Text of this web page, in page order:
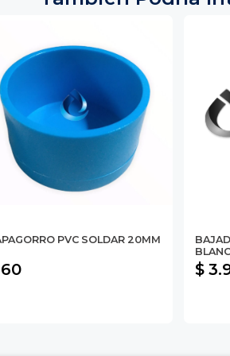
PVC SOLDAR 20MM
$